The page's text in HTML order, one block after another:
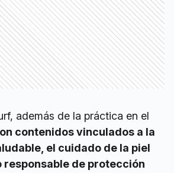
además de la práctica en el
contenidos vinculados a la
el cuidado de la piel
responsable de protección